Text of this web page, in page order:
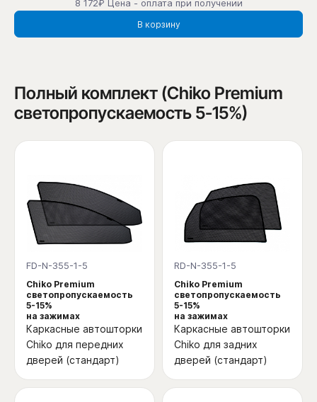
8 172₽ Цена - оплата при получении
В корзину
Полный комплект (Chiko Premium
светопропускаемость 5-15%)
FD-N-355-1-5
Chiko Premium
светопропускаемость
5-15%
на зажимах
Каркасные автошторки
Chiko для передних
дверей (стандарт)
RD-N-355-1-5
Chiko Premium
светопропускаемость
5-15%
на зажимах
Каркасные автошторки
Chiko для задних
дверей (стандарт)